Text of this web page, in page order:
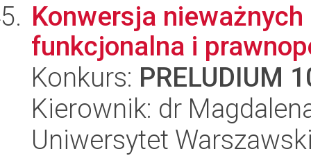
Konwersja
funkcjonalna i
Konkurs: PRELUDIUM
Kierownik: dr
Uniwersytet